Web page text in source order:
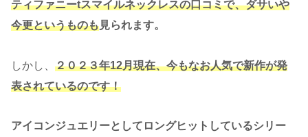
ティファニーtスマイルネックレスの口コミで、ダサいや
今更というものも見られます。
しかし、 ２０２３年12月現在、今もなお人気で新作が発
表されているのです！
アイコンジュエリーとしてロングヒットしているシリー